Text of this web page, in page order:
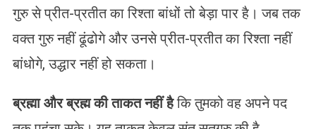
गुरु से प्रीत-प्रतीत का रिश्ता बांधों तो बेड़ा पार है। जब तक
वक्त गुरु नहीं ढूंढोगे और उनसे प्रीत-प्रतीत का रिश्ता नहीं
बांधोगे, उद्धार नहीं हो सकता।
ब्रह्मा और ब्रह्म की ताकत नहीं हैकि तुमको वह अपने पद